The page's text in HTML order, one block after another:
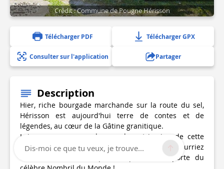
Crédit : Commune de Pougne Hérisson
Télécharger PDF Télécharger GPX
Consulter sur l'application Partager
Description
Hier, riche bourgade marchande sur la route du sel,
Hérisson est aujourd'hui terre de contes et de
légendes, au cœur de la Gâtine granitique.
Laissez-vous surprendre par le patrimoine de cette
bourgade et par les histoires que vous pourriez
entendre ! N'oubliez pas de poussez la porte du
Dis-moi ce que tu veux, je trouve...